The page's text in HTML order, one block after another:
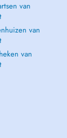
van
van
van